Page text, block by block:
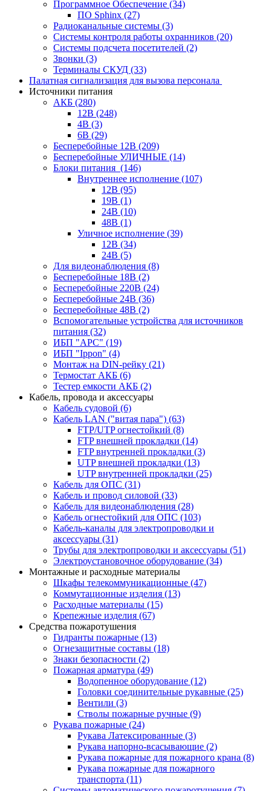
Программное Обеспечение (34)
ПО Sphinx (27)
Радиоканальные системы (3)
Системы контроля работы охранников (20)
Системы подсчета посетителей (2)
Звонки (3)
Терминалы СКУД (33)
Палатная сигнализация для вызова персонала
Источники питания
АКБ (280)
12В (248)
4В (3)
6В (29)
Бесперебойные 12В (209)
Бесперебойные УЛИЧНЫЕ (14)
Блоки питания (146)
Внутреннее исполнение (107)
12В (95)
19В (1)
24В (10)
48В (1)
Уличное исполнение (39)
12В (34)
24В (5)
Для видеонаблюдения (8)
Бесперебойные 18В (2)
Бесперебойные 220В (24)
Бесперебойные 24В (36)
Бесперебойные 48В (2)
Вспомогательные устройства для источников
питания (32)
ИБП "APC" (19)
ИБП "Ippon" (4)
Монтаж на DIN-рейку (21)
Термостат АКБ (6)
Тестер емкости АКБ (2)
Кабель, провода и аксессуары
Кабель судовой (6)
Кабель LAN ("витая пара") (63)
FTP/UTP огнестойкий (8)
FTP внешней прокладки (14)
FTP внутренней прокладки (3)
UTP внешней прокладки (13)
UTP внутренней прокладки (25)
Кабель для ОПС (31)
Кабель и провод силовой (33)
Кабель для видеонаблюдения (28)
Кабель огнестойкий для ОПС (103)
Кабель-каналы для электропроводки и
аксессуары (31)
Трубы для электропроводки и аксессуары (51)
Электроустановочное оборудование (34)
Монтажные и расходные материалы
Шкафы телекоммуникационные (47)
Коммутационные изделия (13)
Расходные материалы (15)
Крепежные изделия (67)
Средства пожаротушения
Гидранты пожарные (13)
Огнезащитные составы (18)
Знаки безопасности (2)
Пожарная арматура (49)
Водопенное оборудование (12)
Головки соединительные рукавные (25)
Вентили (3)
Стволы пожарные ручные (9)
Рукава пожарные (24)
Рукава Латексированные (3)
Рукава напорно-всасывающие (2)
Рукава пожарные для пожарного крана (8)
Рукава пожарные для пожарного
транспорта (11)